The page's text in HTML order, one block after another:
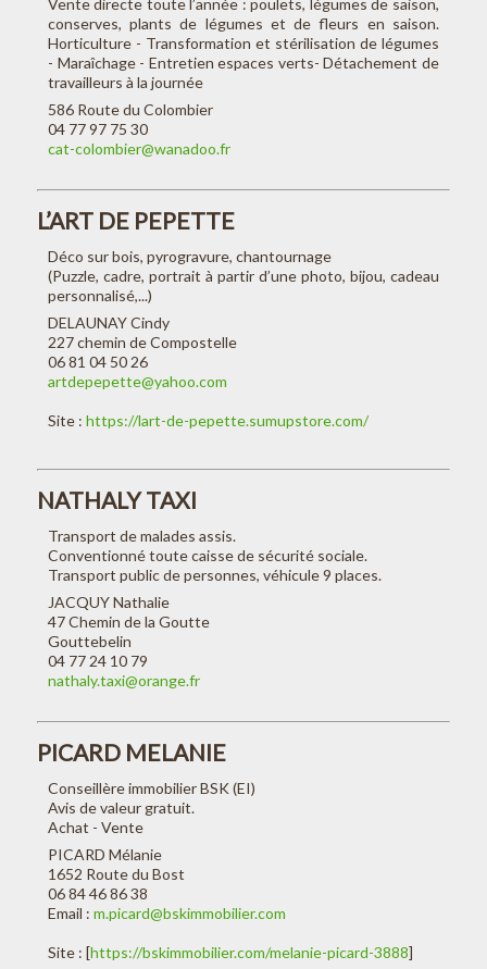
Vente directe toute l’année : poulets, légumes de saison,
conserves, plants de légumes et de fleurs en saison.
Horticulture - Transformation et stérilisation de légumes
- Maraîchage - Entretien espaces verts- Détachement de
travailleurs à la journée
586 Route du Colombier
04 77 97 75 30
cat-colombier@wanadoo.fr
L’ART DE PEPETTE
Déco sur bois, pyrogravure, chantournage
(Puzzle, cadre, portrait à partir d’une photo, bijou, cadeau
personnalisé,...)
DELAUNAY Cindy
227 chemin de Compostelle
06 81 04 50 26
artdepepette@yahoo.com
Site : https://lart-de-pepette.sumupstore.com/
NATHALY TAXI
Transport de malades assis.
Conventionné toute caisse de sécurité sociale.
Transport public de personnes, véhicule 9 places.
JACQUY Nathalie
47 Chemin de la Goutte
Gouttebelin
04 77 24 10 79
nathaly.taxi@orange.fr
PICARD MELANIE
Conseillère immobilier BSK (EI)
Avis de valeur gratuit.
Achat - Vente
PICARD Mélanie
1652 Route du Bost
06 84 46 86 38
Email : m.picard@bskimmobilier.com
Site : [https://bskimmobilier.com/melanie-picard-3888]